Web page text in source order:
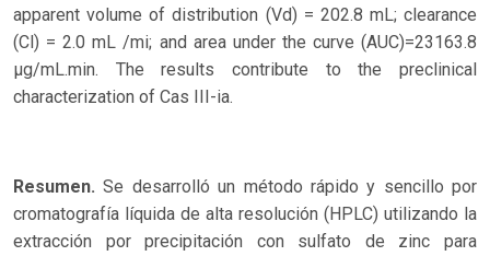
apparent volume of distribution (Vd) = 202.8 mL; clearance
(Cl) = 2.0 mL /mi; and area under the curve (AUC)=23163.8
µg/mL.min. The results contribute to the preclinical
characterization of Cas III-ia.
Resumen. Se desarrolló un método rápido y sencillo por
cromatografía líquida de alta resolución (HPLC) utilizando la
extracción por precipitación con sulfato de zinc para